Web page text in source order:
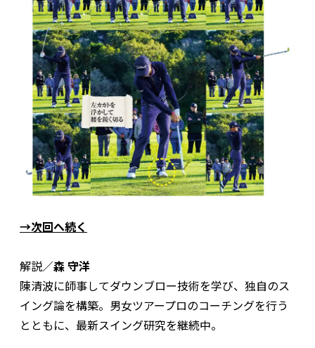
→次回へ続く
解説／森 守洋
陳清波に師事してダウンブロー技術を学び、独自のス
イング論を構築。男女ツアープロのコーチングを行う
とともに、最新スイング研究を継続中。